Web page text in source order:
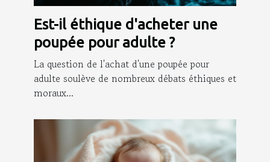
Est-il éthique d'acheter une
poupée pour adulte ?
La question de l'achat d'une poupée pour
adulte soulève de nombreux débats éthiques et
moraux...